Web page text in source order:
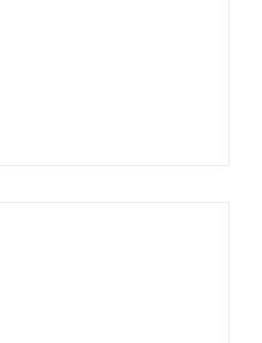
DENKLEŞTİRME